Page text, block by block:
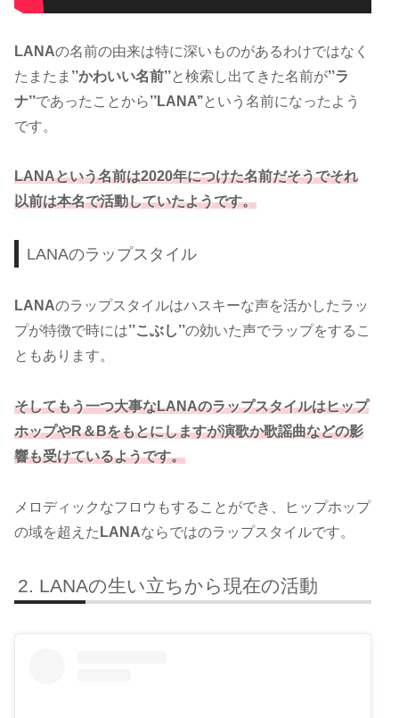
LANAの名前の由来は特に深いものがあるわけではなく
たまたま ’’かわいい名前’’と検索し出てきた名前が’’ラ
ナ’’であったことから’’LANA’’という名前になったよう
です。
LANAという名前は2020年につけた名前だそうでそれ
以前は本名で活動していたようです。
LANAのラップスタイル
LANAのラップスタイルはハスキーな声を活かしたラッ
プが特徴で時には’’こぶし’’の効いた声でラップをするこ
ともあります。
そしてもう一つ大事なLANAのラップスタイルはヒップ
ホップやR＆Bをもとにしますが演歌か歌謡曲などの影
響も受けているようです。
メロディックなフロウもすることができ、ヒップホップ
の域を超えた LANAならではのラップスタイルです。
LANAの生い立ちから現在の活動